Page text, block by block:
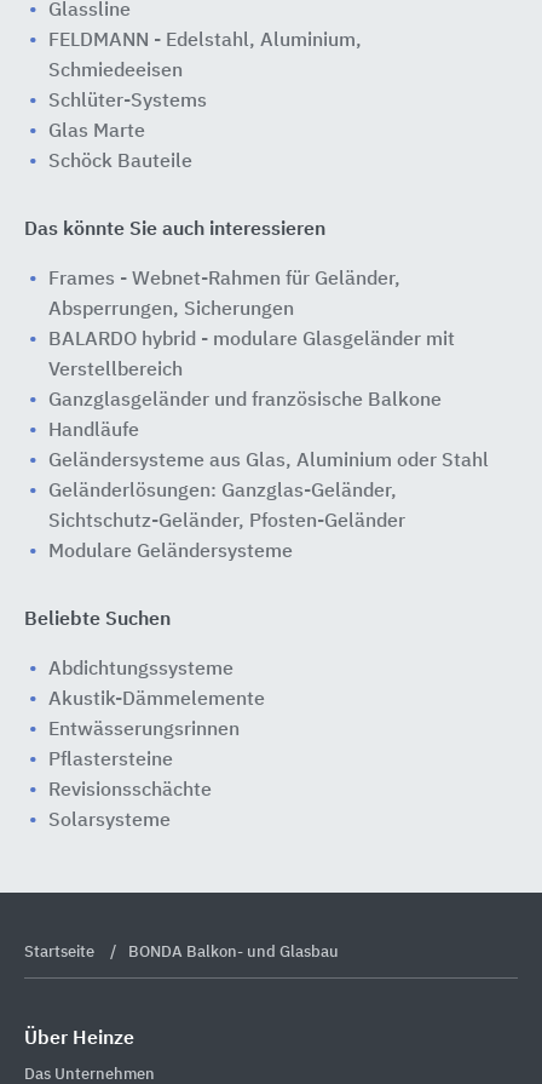
Glassline
FELDMANN - Edelstahl, Aluminium,
Schmiedeeisen
Schlüter-Systems
Glas Marte
Schöck Bauteile
Das könnte Sie auch interessieren
Frames - Webnet-Rahmen für Geländer,
Absperrungen, Sicherungen
BALARDO hybrid - modulare Glasgeländer mit
Verstellbereich
Ganzglasgeländer und französische Balkone
Handläufe
Geländersysteme aus Glas, Aluminium oder Stahl
Geländerlösungen: Ganzglas-Geländer,
Sichtschutz-Geländer, Pfosten-Geländer
Modulare Geländersysteme
Beliebte Suchen
Abdichtungssysteme
Akustik-Dämmelemente
Entwässerungsrinnen
Pflastersteine
Revisionsschächte
Solarsysteme
Startseite BONDA Balkon- und Glasbau
Über Heinze
Das Unternehmen